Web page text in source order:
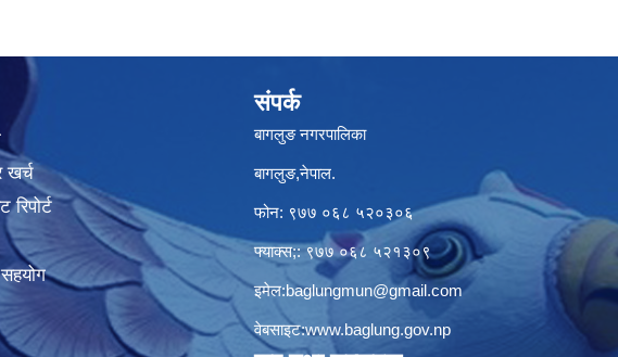
खर्च
संपर्क
बागलुङ नगरपालिका
बागलुङ,नेपाल.
फोन: ९७७ ०६८ ५२०३०६
फ्याक्स;: ९७७ ०६८ ५२१३०९
इमेल:baglungmun@gmail.com
वेबसाइट:www.baglung.gov.np